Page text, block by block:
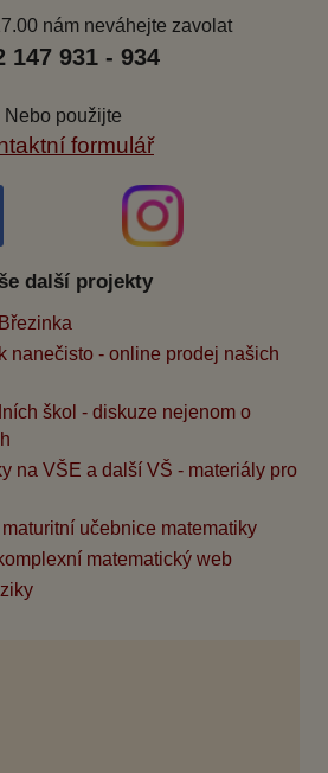
nám neváhejte zavolat
147 931 - 934
Nebo použijte
formulář
další projekty
nanečisto - online prodej našich
škol - diskuze nejenom o
na VŠE a další VŠ - materiály pro
učebnice matematiky
matematický web